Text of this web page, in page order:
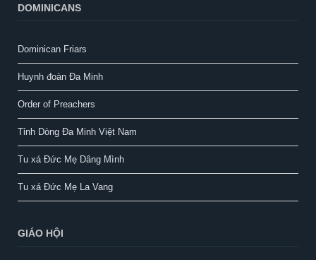
DOMINICANS
Dominican Friars
Huynh đoàn Đa Minh
Order of Preachers
Tỉnh Dòng Đa Minh Việt Nam
Tu xá Đức Mẹ Dâng Mình
Tu xá Đức Mẹ La Vang
GIÁO HỘI